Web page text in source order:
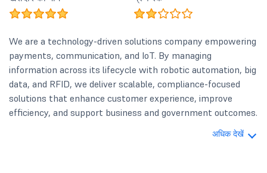
We are a technology-driven solutions company empowering
payments, communication, and IoT. By managing
information across its lifecycle with robotic automation, big
data, and RFID, we deliver scalable, compliance-focused
solutions that enhance customer experience, improve
efficiency, and support business and government outcomes.
अधिक देखें